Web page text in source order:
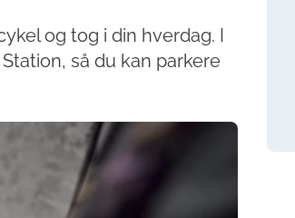
og tog i din hverdag. I
så du kan parkere